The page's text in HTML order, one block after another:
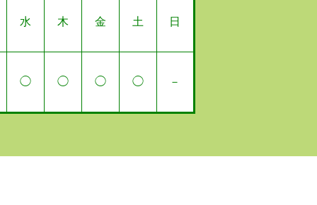
水 木 金 土 日
◯ ◯ ◯ ◯ －